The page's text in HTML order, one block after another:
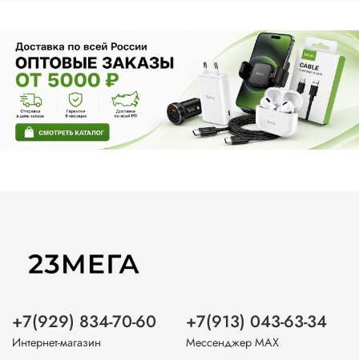
+7(929) 834-70-60
Интернет-магазин
+7(913) 043-63-34
Мессенджер MAX